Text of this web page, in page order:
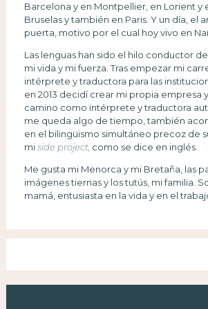
Barcelona y en Montpellier, en Lorient y
Bruselas y también en Paris. Y un día, el
puerta, motivo por el cual hoy vivo en
Las lenguas han sido el hilo conductor
mi vida y mi fuerza. Tras empezar mi
intérprete y traductora para las
en 2013 decidí crear mi propia empresa
camino como intérprete y traductora
me queda algo de tiempo, también
en el bilingüismo simultáneo precoz de
miside project, como se dice en inglés.
Me gusta mi Menorca y mi Bretaña, las
imágenes tiernas y los tutús, mi familia.
mamá, entusiasta en la vida y en el